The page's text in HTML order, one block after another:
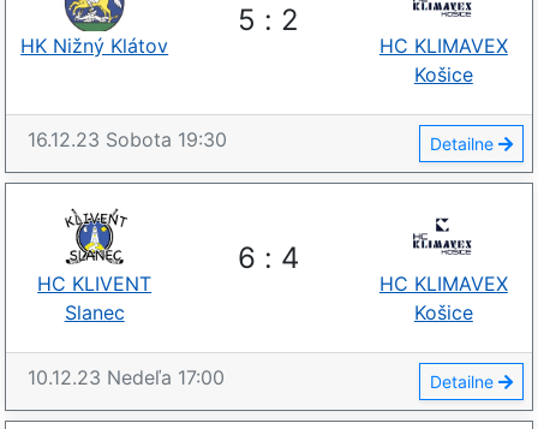
5 : 2
HK Nižný Klátov
HC KLIMAVEX
Košice
16.12.23 Sobota 19:30 Detailne
6 : 4
HC KLIVENT
Slanec
HC KLIMAVEX
Košice
10.12.23 Nedeľa 17:00 Detailne